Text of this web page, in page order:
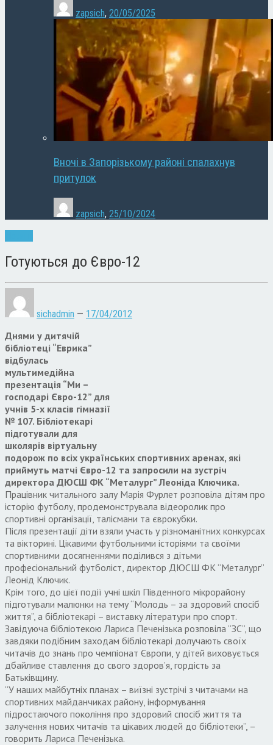
zapsich, 20/05/2025
Вночі в Запорізькому районі спалахнув
притулок
zapsich, 25/10/2024
Готуються до Євро-12
sichadmin — 17/04/2012
Днями у дитячій
бібліотеці “Еврика”
відбулась
мультимедійна
презентація “Ми –
господарі Євро-12” для
учнів 5-х класів гімназії
№ 107. Бібліотекарі
підготували для
школярів віртуальну
подорож по всіх українських спортивних аренах, які
приймуть матчі Євро-12 та запросили на зустріч
директора ДЮСШ ФК “Металург” Леоніда Ключика.
Працівник читального залу Марія Фурлет розповіла дітям про
історію футболу, продемонструвала відеоролик про
спортивні організації, талісмани та єврокубки.
Після презентації діти взяли участь у різноманітних конкурсах
та вікторині. Цікавими футбольними історіями та своїми
спортивними досягненнями поділився з дітьми
професіональний футболіст, директор ДЮСШ ФК “Металург”
Леонід Ключик.
Крім того, до цієї події учні шкіл Південного мікрорайону
підготували малюнки на тему “Молодь – за здоровий спосіб
життя”, а бібліотекарі – виставку літератури про спорт.
Завідуюча бібліотекою Лариса Печенізька розповіла “ЗС”, що
завдяки подібним заходам бібліотекарі долучають своїх
читачів до знань про чемпіонат Європи, у дітей виховується
дбайливе ставлення до свого здоров’я, гордість за
Батьківщину.
“У наших майбутніх планах – виїзні зустрічі з читачами на
спортивних майданчиках району, інформування
підростаючого покоління про здоровий спосіб життя та
залучення нових читачів та цікавих людей до бібліотеки”, –
говорить Лариса Печенізька.